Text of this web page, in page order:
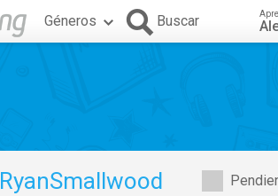
Géneros Buscar
RyanSmallwood